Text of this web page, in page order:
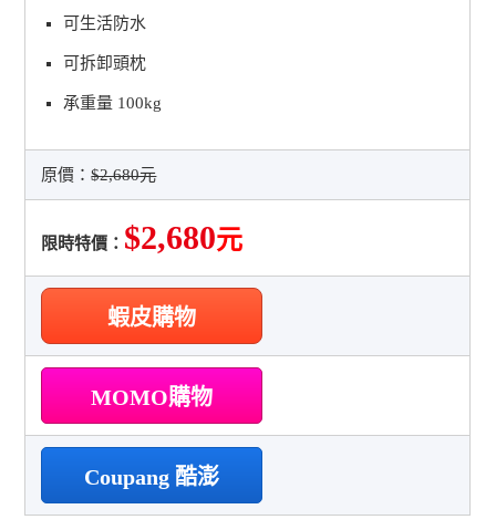
可生活防水
可拆卸頭枕
承重量 100kg
原價：$2,680元
限時特價： $2,680元
蝦皮購物
MOMO購物
Coupang 酷澎